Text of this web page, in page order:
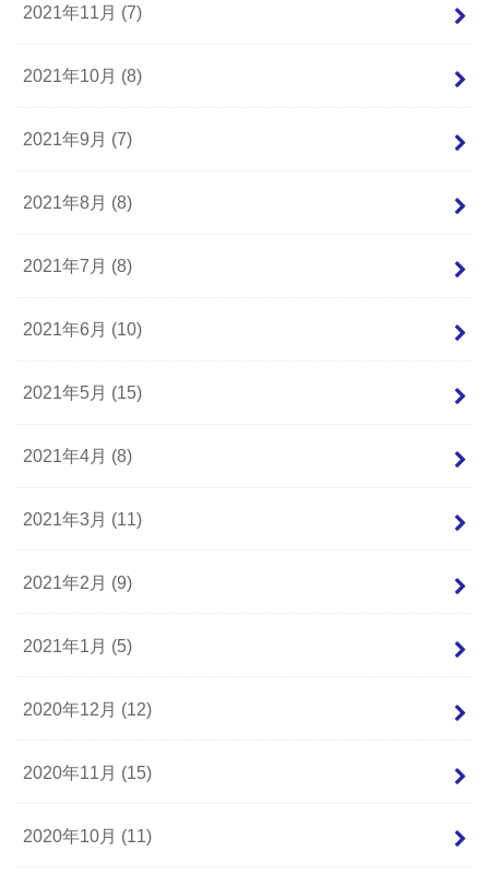
2021年11月 (7)
2021年10月 (8)
2021年9月 (7)
2021年8月 (8)
2021年7月 (8)
2021年6月 (10)
2021年5月 (15)
2021年4月 (8)
2021年3月 (11)
2021年2月 (9)
2021年1月 (5)
2020年12月 (12)
2020年11月 (15)
2020年10月 (11)